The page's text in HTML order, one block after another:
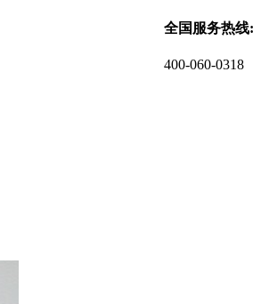
全国服务热线:
400-060-0318